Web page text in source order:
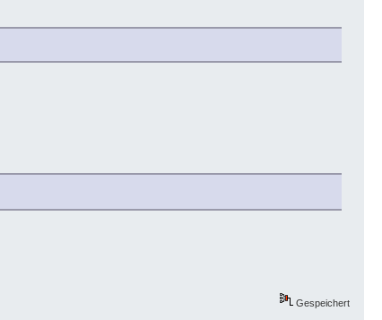
Gespeichert